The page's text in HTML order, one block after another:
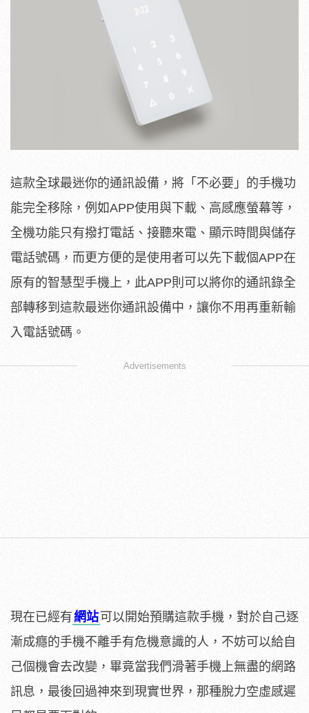
這款全球最迷你的通訊設備，將「不必要」的手機功
能完全移除，例如APP使用與下載、高感應螢幕等，
全機功能只有撥打電話、接聽來電、顯示時間與儲存
電話號碼，而更方便的是使用者可以先下載個APP在
原有的智慧型手機上，此APP則可以將你的通訊錄全
部轉移到這款最迷你通訊設備中，讓你不用再重新輸
入電話號碼。
Advertisements
現在已經有網站可以開始預購這款手機，對於自己逐
漸成癮的手機不離手有危機意識的人，不妨可以給自
己個機會去改變，畢竟當我們滑著手機上無盡的網路
訊息，最後回過神來到現實世界，那種脫力空虛感遲